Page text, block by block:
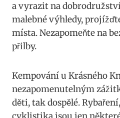
a vyrazit na
malebné výhledy,
místa. Nezapomeňte na
přilby.
Kempování u Krásného
nezapomenutelným
děti, tak dospělé.